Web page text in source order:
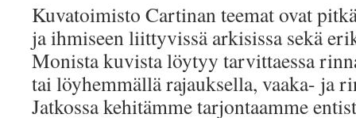
Kuvatoimisto Cartinan teemat ovat
ja ihmiseen liittyvissä arkisissa sekä
Monista kuvista löytyy tarvittaessa
tai löyhemmällä rajauksella, vaaka- ja
Jatkossa kehitämme tarjontaamme